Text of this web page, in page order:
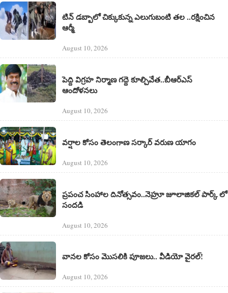
టిన్ డబ్బాలో చిక్కుకున్న ఎలుగుబంటి తల ..రక్షించిన
ఆర్మీ
August 10, 2026
పెద్ది విగ్రహ నిర్మాణ గద్దె కూల్చివేత..బీఆర్ఎస్
ఆందోళనలు
August 10, 2026
వర్షాల కోసం తెలంగాణ సర్కార్ వరుణ యాగం
August 10, 2026
ప్రపంచ సింహాల దినోత్సవం..నెహ్రూ జూలాజికల్ పార్క్ లో
సందడి
August 10, 2026
వానల కోసం మొసలికి పూజలు.. వీడియో వైరల్!
August 10, 2026